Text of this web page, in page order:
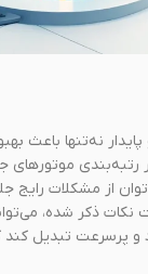
نه‌تنها باعث
رتبه‌بندی موتورهای
از مشکلات رایج
نکات ذکر شده،
و پرسرعت تبدیل کند